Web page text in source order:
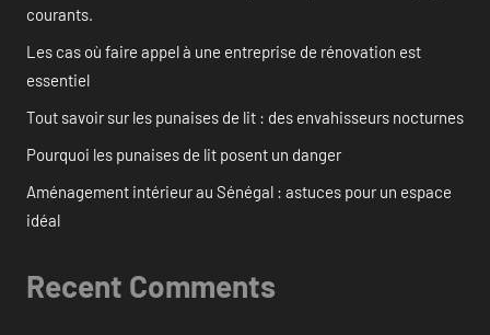
courants.
Les cas où faire appel à une entreprise de rénovation est
essentiel
Tout savoir sur les punaises de lit : des envahisseurs nocturnes
Pourquoi les punaises de lit posent un danger
Aménagement intérieur au Sénégal : astuces pour un espace
idéal
Recent Comments